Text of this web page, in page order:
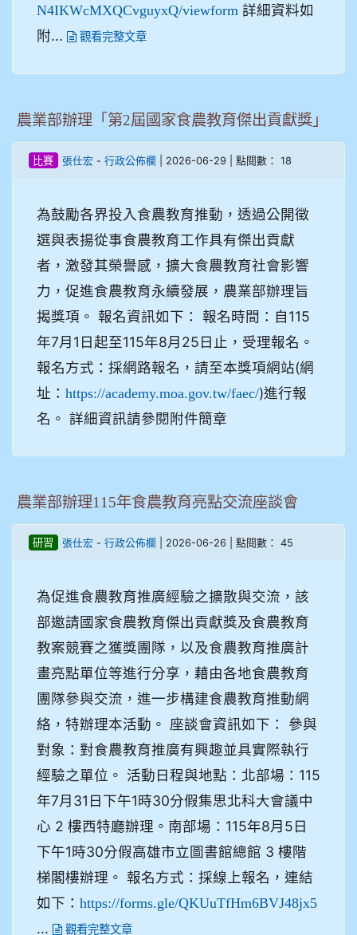
N4IKWcMXQCvguyxQ/viewform 詳細資料如
附...
觀看完整文章
農業部辦理「第2屆國家食農教育傑出貢獻獎」
比賽 張仕宏 - 行政公佈欄 | 2026-06-29 | 點閱數： 18
為鼓勵各界投入食農教育推動，透過公開徵
選與表揚從事食農教育工作具有傑出貢獻
者，激發其榮譽感，擴大食農教育社會影響
力，促進食農教育永續發展，農業部辦理旨
揭獎項。 報名資訊如下： 報名時間：自115
年7月1日起至115年8月25日止，受理報名。
報名方式：採網路報名，請至本獎項網站(網
址： https://academy.moa.gov.tw/faec/)進行報
名。 詳細資訊請參閱附件簡章
農業部辦理115年食農教育亮點交流座談會
研習 張仕宏 - 行政公佈欄 | 2026-06-26 | 點閱數： 45
為促進食農教育推廣經驗之擴散與交流，該
部邀請國家食農教育傑出貢獻獎及食農教育
教案競賽之獲獎團隊，以及食農教育推廣計
畫亮點單位等進行分享，藉由各地食農教育
團隊參與交流，進一步構建食農教育推動網
絡，特辦理本活動。 座談會資訊如下： 參與
對象：對食農教育推廣有興趣並具實際執行
經驗之單位。 活動日程與地點：北部場：115
年7月31日下午1時30分假集思北科大會議中
心 2 樓西特廳辦理。南部場：115年8月5日
下午1時30分假高雄市立圖書館總館 3 樓階
梯閣樓辦理。 報名方式：採線上報名，連結
如下： https://forms.gle/QKUuTfHm6BVJ48jx5
... 觀看完整文章